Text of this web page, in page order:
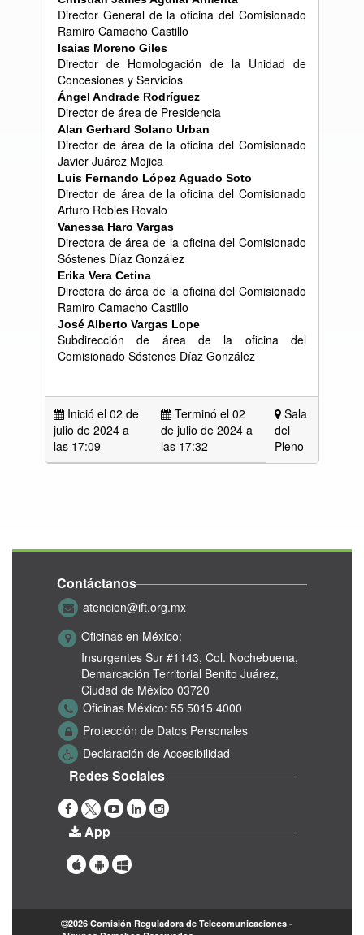
Director General de la oficina del Comisionado
Ramiro Camacho Castillo
Isaias Moreno Giles
Director de Homologación de la Unidad de
Concesiones y Servicios
Ángel Andrade Rodríguez
Director de área de Presidencia
Alan Gerhard Solano Urban
Director de área de la oficina del Comisionado
Javier Juárez Mojica
Luis Fernando López Aguado Soto
Director de área de la oficina del Comisionado
Arturo Robles Rovalo
Vanessa Haro Vargas
Directora de área de la oficina del Comisionado
Sóstenes Díaz González
Erika Vera Cetina
Directora de área de la oficina del Comisionado
Ramiro Camacho Castillo
JoséAlberto Vargas Lope
Subdirección de área de la oficina del
Comisionado Sóstenes Díaz González
Inició el 02 de
julio de 2024 a
las 17:09
Terminó el 02
de julio de 2024 a
las 17:32
Sala
del
Pleno
Contáctanos
atencion@ift.org.mx
Oficinas en México:
Insurgentes Sur #1143, Col. Nochebuena,
Demarcación Territorial Benito Juárez,
Ciudad de México 03720
Oficinas México: 55 5015 4000
Protección de Datos Personales
Declaración de Accesibilidad
Redes Sociales
App
2026 Comisión Reguladora de Telecomunicaciones -